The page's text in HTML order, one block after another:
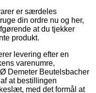
er særdeles
din ordre nu og her,
at du tjekker
produkt.
levering efter en
varenumre,
Demeter Beutelsbacher
at bestillingen
med det formål at